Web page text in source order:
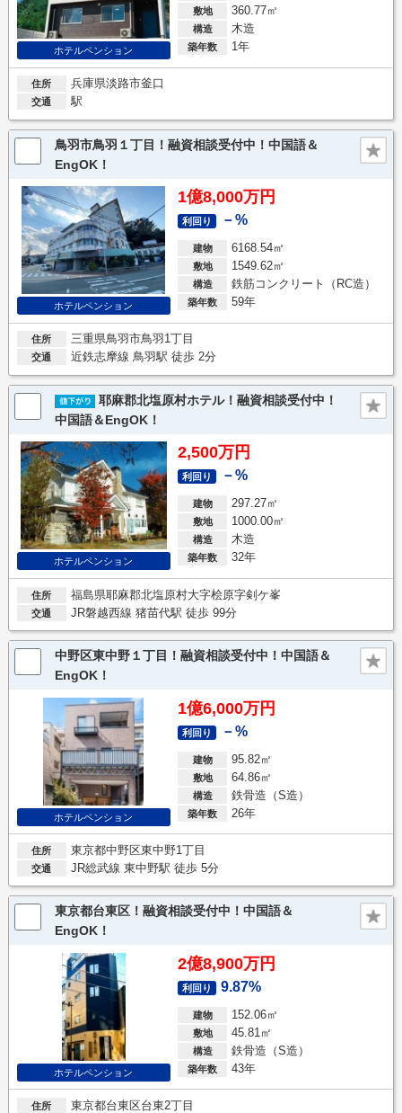
ホテルペンション
敷地 360.77㎡
構造 木造
築年数 1年
住所 兵庫県淡路市釜口
交通 駅
鳥羽市鳥羽１丁目！融資相談受付中！中国語＆
EngOK！
ホテルペンション
1億8,000万円
利回り －%
建物 6168.54㎡
敷地 1549.62㎡
構造 鉄筋コンクリート（RC造）
築年数 59年
住所 三重県鳥羽市鳥羽1丁目
交通 近鉄志摩線 鳥羽駅 徒歩 2分
耶麻郡北塩原村ホテル！融資相談受付中！
中国語＆EngOK！
ホテルペンション
2,500万円
利回り －%
建物 297.27㎡
敷地 1000.00㎡
構造 木造
築年数 32年
住所 福島県耶麻郡北塩原村大字桧原字剣ケ峯
交通 JR磐越西線 猪苗代駅 徒歩 99分
中野区東中野１丁目！融資相談受付中！中国語＆
EngOK！
ホテルペンション
1億6,000万円
利回り －%
建物 95.82㎡
敷地 64.86㎡
構造 鉄骨造（S造）
築年数 26年
住所 東京都中野区東中野1丁目
交通 JR総武線 東中野駅 徒歩 5分
東京都台東区！融資相談受付中！中国語＆
EngOK！
ホテルペンション
2億8,900万円
利回り 9.87%
建物 152.06㎡
敷地 45.81㎡
構造 鉄骨造（S造）
築年数 43年
住所 東京都台東区台東2丁目